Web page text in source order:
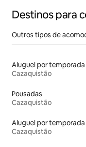
Destinos para
Outros tipos de
Cazaquistão
Pousadas
Cazaquistão
Cazaquistão